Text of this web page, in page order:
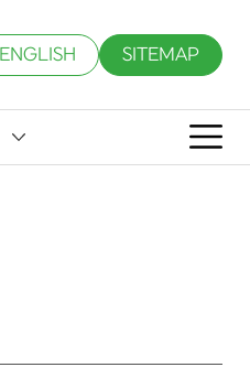
ENGLISH SITEMAP